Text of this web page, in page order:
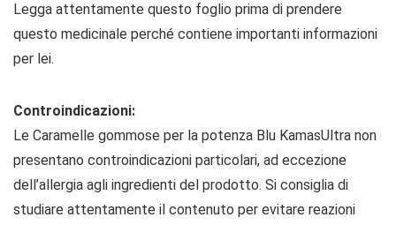
Legga attentamente questo foglio prima di prendere
questo medicinale perché contiene importanti informazioni
per lei.
Controindicazioni:
Le Caramelle gommose per la potenza Blu KamasUltra non
presentano controindicazioni particolari, ad eccezione
dell’allergia agli ingredienti del prodotto. Si consiglia di
studiare attentamente il contenuto per evitare reazioni